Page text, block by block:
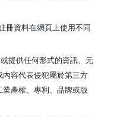
冊資料在網頁上使用不同
提供任何形式的資訊、元
容代表侵犯屬於第三方
產權、專利、品牌或版